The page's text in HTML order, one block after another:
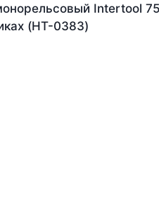
Intertool
(HT-0383)